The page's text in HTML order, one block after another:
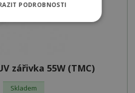
zářivka 55W (TMC)
Skladem
PODROBNOSTI